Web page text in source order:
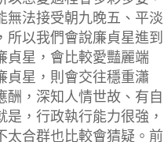
無法接受朝九晚五、平淡
所以我們會說廉貞星進到
貞星，會比較愛豔麗端
貞星，則會交往穩重瀟
酬，深知人情世故、有自
，行政執行能力很強，
太合群也比較會猜疑。前